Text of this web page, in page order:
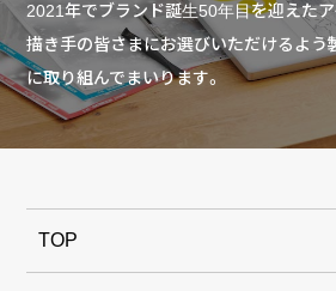
2021年でブランド誕生50年目を迎えた
描き手の皆さまにお選びいただけるよう
に取り組んでまいります。
TOP